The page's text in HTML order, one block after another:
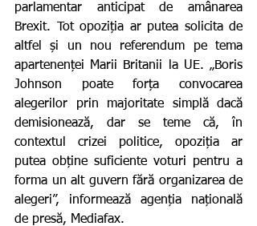
parlamentar anticipat de amânarea
Brexit. Tot opoziția ar putea solicita de
altfel și un nou referendum pe tema
apartenenței Marii Britanii la UE. „Boris
Johnson poate forța convocarea
alegerilor prin majoritate simplă dacă
demisionează, dar se teme că, în
contextul crizei politice, opoziția ar
putea obține suficiente voturi pentru a
forma un alt guvern fără organizarea de
alegeri”, informează agenția națională
de presă, Mediafax.